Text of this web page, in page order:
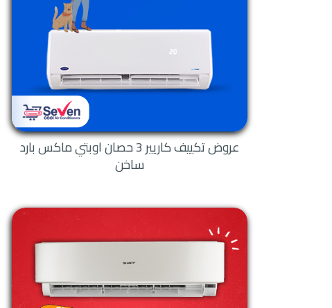
عروض تكييف كاريير 3 حصان اوبتي ماكس بارد
ساخن